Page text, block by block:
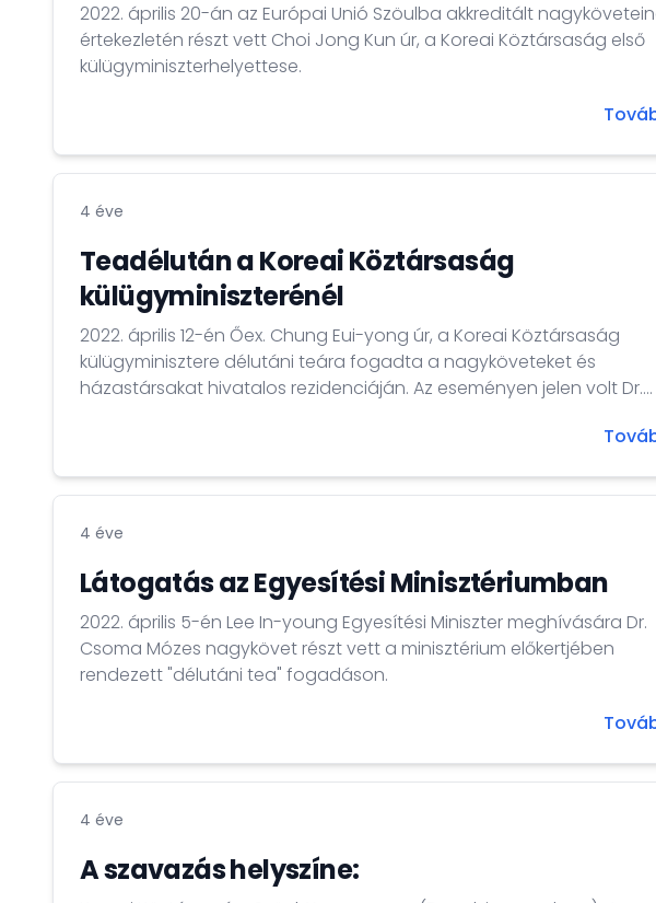
2022. április 20-án az Európai Unió Szöulba akkreditált
értekezletén részt vett Choi Jong Kun úr, a Koreai Köztársaság első
külügyminiszterhelyettese.
4 éve
Teadélután a Koreai Köztársaság
külügyminiszterénél
2022. április 12-én Őex. Chung Eui-yong úr, a Koreai Köztársaság
külügyminisztere délutáni teára fogadta a nagyköveteket és
házastársakat hivatalos rezidenciáján. Az eseményen jelen volt Dr.
4 éve
Látogatás az Egyesítési Minisztériumban
2022. április 5-én Lee In-young Egyesítési Miniszter meghívására Dr.
Csoma Mózes nagykövet részt vett a minisztérium előkertjében
rendezett "délutáni tea" fogadáson.
4 éve
A szavazás helyszíne: